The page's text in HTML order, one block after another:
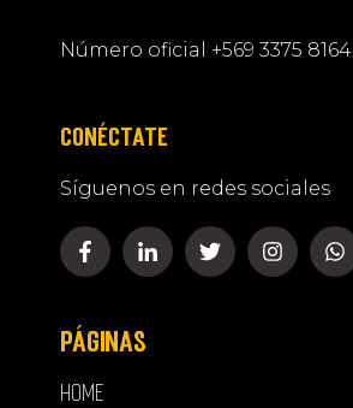
Número oficial +569 3375 8164
CONÉCTATE
Síguenos en redes sociales
PÁGINAS
HOME